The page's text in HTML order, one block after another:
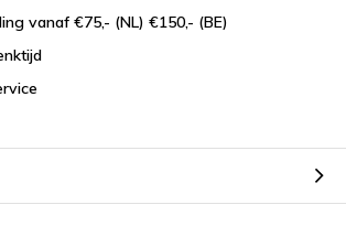
vanaf €75,- (NL) €150,- (BE)